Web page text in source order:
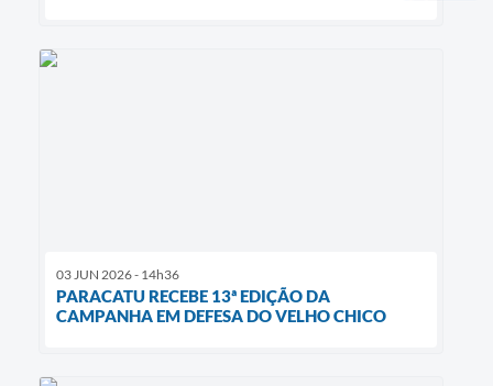
03 JUN 2026 - 14h36
PARACATU RECEBE 13ª EDIÇÃO DA
CAMPANHA EM DEFESA DO VELHO CHICO